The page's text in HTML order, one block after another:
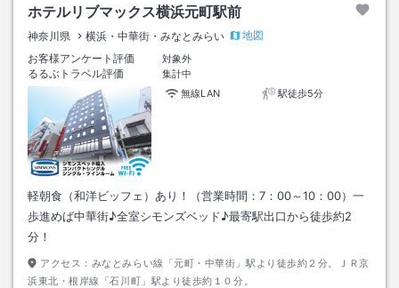
ホテルリブマックス横浜元町駅前
神奈川県 横浜・中華街・みなとみらい
地図
お客様アンケート評価
対象外
るるぶトラベル評価
集計中
無線LAN
駅徒歩5分
軽朝食（和洋ビッフェ）あり！（営業時間：7：00～10：00）一
歩進めば中華街♪全室シモンズベッド♪最寄駅出口から徒歩約2
分！
アクセス： みなとみらい線「元町・中華街」駅より徒歩約２分。ＪＲ京
浜東北・根岸線「石川町」駅より徒歩約１０分。